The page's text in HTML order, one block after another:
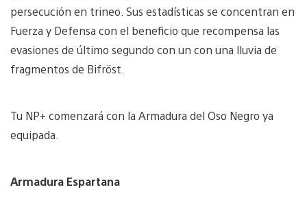
persecución en trineo. Sus estadísticas se concentran en
Fuerza y Defensa con el beneficio que recompensa las
evasiones de último segundo con un con una lluvia de
fragmentos de Bifröst.
Tu NP+ comenzará con la Armadura del Oso Negro ya
equipada.
Armadura Espartana